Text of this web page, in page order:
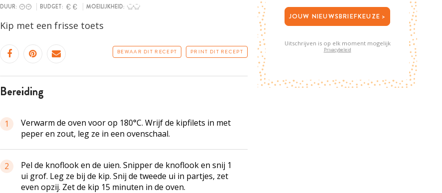
DUUR: BUDGET: MOEILIJKHEID:
Kip met een frisse toets
BEWAAR DIT RECEPT PRINT DIT RECEPT
bereiding
1 Verwarm de oven voor op 180°C. Wrijf de kipfilets in met
peper en zout, leg ze in een ovenschaal.
2
Pel de knoflook en de uien. Snipper de knoflook en snij 1
ui grof. Leg ze bij de kip. Snij de tweede ui in partjes, zet
even opzij. Zet de kip 15 minuten in de oven.
JOUW NIEUWSBRIEFKEUZE >
Uitschrijven is op elk moment mogelijk
Privacybeleid